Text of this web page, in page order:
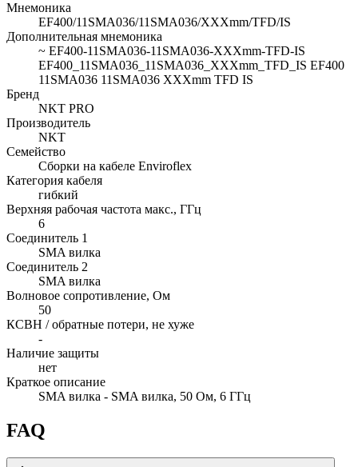
Мнемоника
EF400/11SMA036/11SMA036/XXXmm/TFD/IS
Дополнительная мнемоника
~ EF400-11SMA036-11SMA036-XXXmm-TFD-IS
EF400_11SMA036_11SMA036_XXXmm_TFD_IS EF400
11SMA036 11SMA036 XXXmm TFD IS
Бренд
NKT PRO
Производитель
NKT
Семейство
Сборки на кабеле Enviroflex
Категория кабеля
гибкий
Верхняя рабочая частота макс., ГГц
6
Соединитель 1
SMA вилка
Соединитель 2
SMA вилка
Волновое сопротивление, Ом
50
КСВН / обратные потери, не хуже
-
Наличие защиты
нет
Краткое описание
SMA вилка - SMA вилка, 50 Ом, 6 ГГц
FAQ